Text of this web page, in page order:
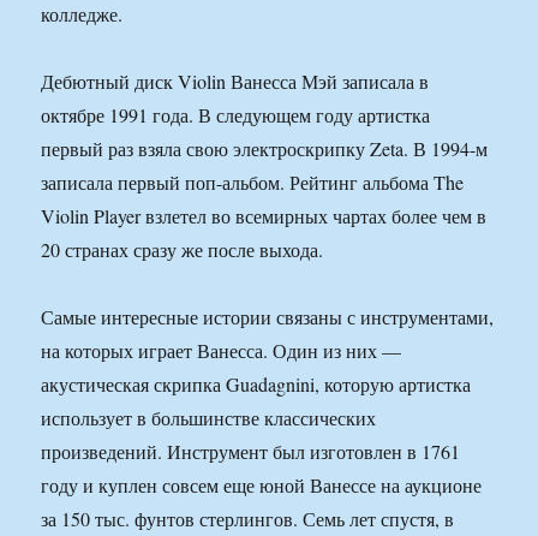
колледже.
Дебютный диск Violin Ванесса Мэй записала в
октябре 1991 года. В следующем году артистка
первый раз взяла свою электроскрипку Zeta. В 1994-м
записала первый поп-альбом. Рейтинг альбома The
Violin Player взлетел во всемирных чартах более чем в
20 странах сразу же после выхода.
Самые интересные истории связаны с инструментами,
на которых играет Ванесса. Один из них —
акустическая скрипка Guadagnini, которую артистка
использует в большинстве классических
произведений. Инструмент был изготовлен в 1761
году и куплен совсем еще юной Ванессе на аукционе
за 150 тыс. фунтов стерлингов. Семь лет спустя, в